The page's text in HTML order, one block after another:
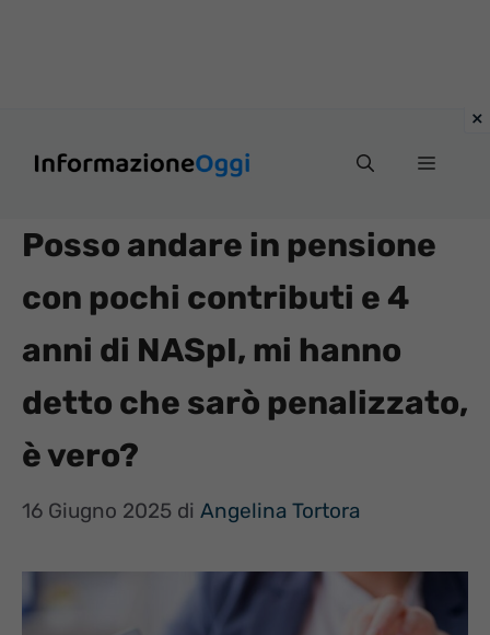
Menu
Posso andare in pensione
con pochi contributi e 4
anni di NASpI, mi hanno
detto che sarò penalizzato,
è vero?
16 Giugno 2025 di Angelina Tortora